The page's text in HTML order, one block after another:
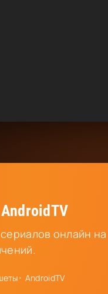
онлайн
AndroidTV